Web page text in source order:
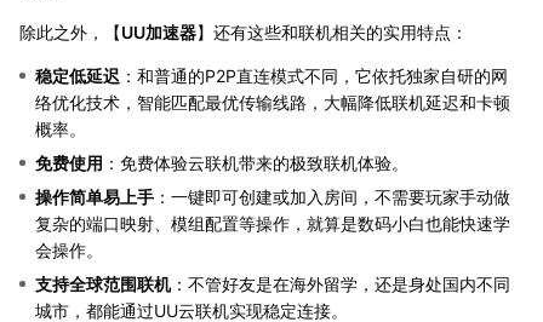
除此之外，【UU加速器】还有这些和联机相关的实用特点：
稳定低延迟 ：和普通的P2P直连模式不同，它依托独家自研的网
络优化技术，智能匹配最优传输线路，大幅降低联机延迟和卡顿
概率。
免费使用 ：免费体验云联机带来的极致联机体验。
操作简单易上手 ：一键即可创建或加入房间，不需要玩家手动做
复杂的端口映射、模组配置等操作，就算是数码小白也能快速学
会操作。
支持全球范围联机：不管好友是在海外留学，还是身处国内不同
城市，都能通过UU云联机实现稳定连接。